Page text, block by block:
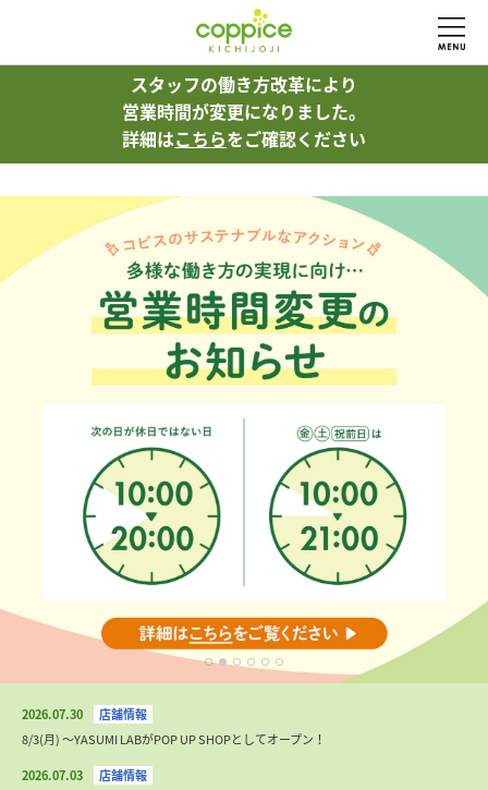
スタッフの働き方改革により
営業時間が変更になりました。
詳細はこちらをご確認ください
スタッフの働き方改革により
営業時間が変更になりました。
詳細はこちらをご確認ください
2026.07.30
8/3(月) 〜YASUMI LABがPOP UP SHOPとしてオープン！
2026.07.03